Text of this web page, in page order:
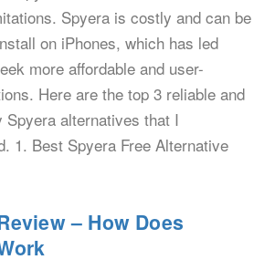
Spyera is costly and can be
on iPhones, which has led
more affordable and user-
Here are the top 3 reliable and
Spyera alternatives that I
1. Best Spyera Free Alternative
– How Does